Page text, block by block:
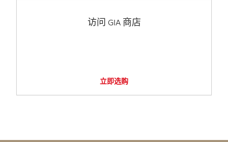
访问 GIA 商店
立即选购